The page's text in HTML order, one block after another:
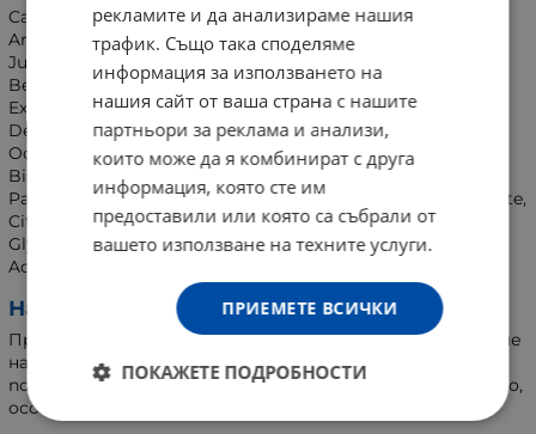
Capsicum Annuum Extract, Helianthus Annuus Seed Oil,
Arachis Hypogaea Oil, Calendula Officinalis Flower Extract,
Juglans Regia Shell Extract, Alkanna Tinctoria Root Extract,
Beta-Carotene, Cocos Nucifera Oil, Daucus Carota Sativa
Extract, Tocopherol, Butane, C12-15 Alkyl Benzoate, Alcohol
Denat., Propane, Homosalate, Ethylhexyl Salicylate,
Octocrylene, Isobutane, Butyl Methoxydibenzoylmethane,
Bis-Ethylhexyloxyphenol Methoxyphenyl Triazine, Ascorbyl
Palmitate, Bis-Ethylhexyl Hydroxydimethoxy Benzylmalonate,
Citric Acid, Glyceryl Oleate, Isopropyl Myristate, Lecithin,
Glyceryl Stearate, Polyisobutene, Parfum, Tocopheryl
Acetate, Hexyl Cinnamal, BHT.
Начин на употреба:
Преди употреба разтръскайте добре. Преди излагане
на слънце нанесете обилно количество от продукта
по цялото тяло. Повтаряйте периодично нанасянето,
особено след изпотяване, избърсване и плуване.
рекламите и да анализираме нашия
трафик. Също така споделяме
информация за използването на
нашия сайт от ваша страна с нашите
партньори за реклама и анализи,
които може да я комбинират с друга
информация, която сте им
предоставили или която са събрали от
вашето използване на техните услуги.
ПРИЕМЕТЕ ВСИЧКИ
ПОКАЖЕТЕ ПОДРОБНОСТИ